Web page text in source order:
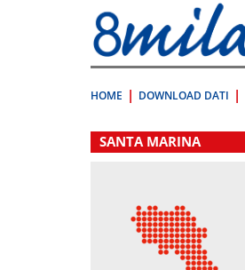
direttamente
a:
Contenuto
HOME DOWNLOAD DATI
.
SANTA MARINA